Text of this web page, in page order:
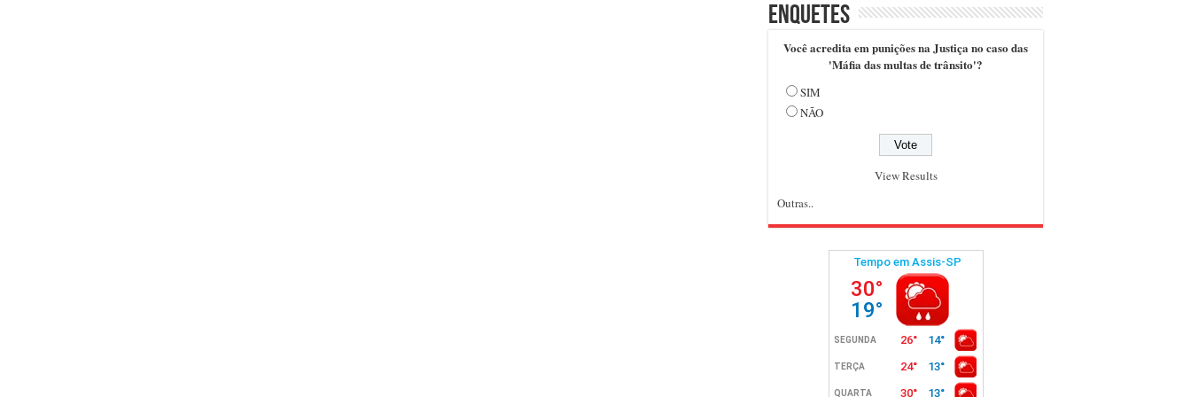
Enquetes
Você acredita em punições na Justiça no caso das
'Máfia das multas de trânsito'?
SIM
NÃO
View Results
Outras..